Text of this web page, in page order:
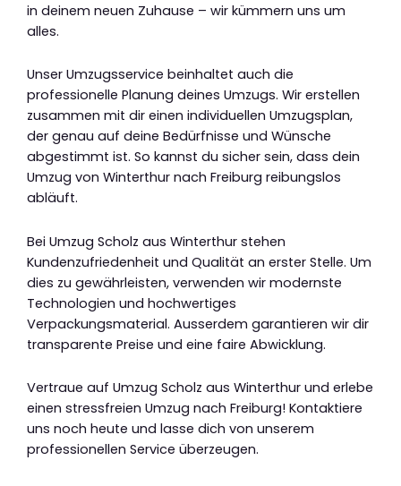
in deinem neuen Zuhause – wir kümmern uns um
alles.
Unser Umzugsservice beinhaltet auch die
professionelle Planung deines Umzugs. Wir erstellen
zusammen mit dir einen individuellen Umzugsplan,
der genau auf deine Bedürfnisse und Wünsche
abgestimmt ist. So kannst du sicher sein, dass dein
Umzug von Winterthur nach Freiburg reibungslos
abläuft.
Bei Umzug Scholz aus Winterthur stehen
Kundenzufriedenheit und Qualität an erster Stelle. Um
dies zu gewährleisten, verwenden wir modernste
Technologien und hochwertiges
Verpackungsmaterial. Ausserdem garantieren wir dir
transparente Preise und eine faire Abwicklung.
Vertraue auf Umzug Scholz aus Winterthur und erlebe
einen stressfreien Umzug nach Freiburg! Kontaktiere
uns noch heute und lasse dich von unserem
professionellen Service überzeugen.